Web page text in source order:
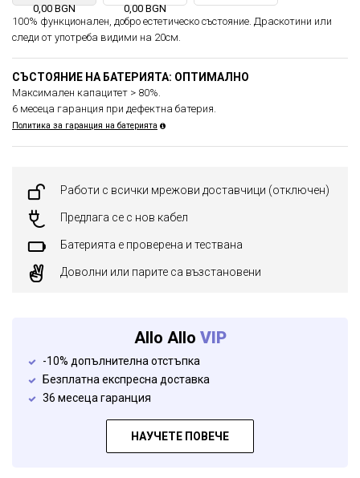
0,00 BGN
0,00 BGN
100% функционален, добро естетическо състояние. Драскотини или
следи от употреба видими на 20см.
СЪСТОЯНИЕ НА БАТЕРИЯТА: ОПТИМАЛНО
Максимален капацитет > 80%.
6 месеца гаранция при дефектна батерия.
Политика за гаранция на батерията
Работи с всички мрежови доставчици (отключен)
Предлага се с нов кабел
Батерията е проверена и тествана
Доволни или парите са възстановени
Allo Allo VIP
-10% допълнителна отстъпка
Безплатна експресна доставка
36 месеца гаранция
НАУЧЕТЕ ПОВЕЧЕ